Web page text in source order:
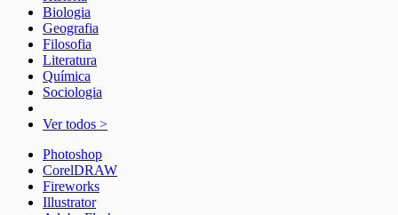
Biologia
Geografia
Filosofia
Literatura
Química
Sociologia
Ver todos >
Photoshop
CorelDRAW
Fireworks
Illustrator